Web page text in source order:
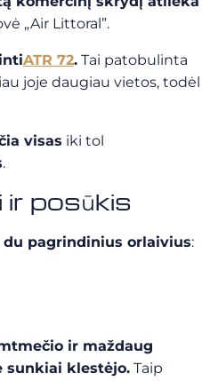
„Air Littoral”.
ATR 72. Tai patobulinta
joje daugiau vietos, todėl
visas iki tol
.
posūkis
du pagrindinius orlaivius:
ir maždaug
sunkiai klestėjo. Taip